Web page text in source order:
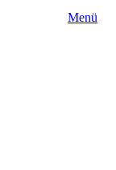
Menü